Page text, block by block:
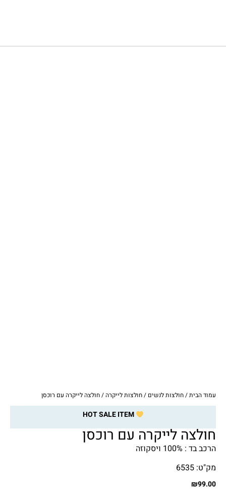
עמוד הבית/חולצות לנשים /חולצות לייקרה/ חולצה לייקרה עם רוכסן
HOT SALE ITEM
חולצה לייקרה עם רוכסן
הרכב בד : 100% ויסקוזה
מק"ט: 6535
₪99.00